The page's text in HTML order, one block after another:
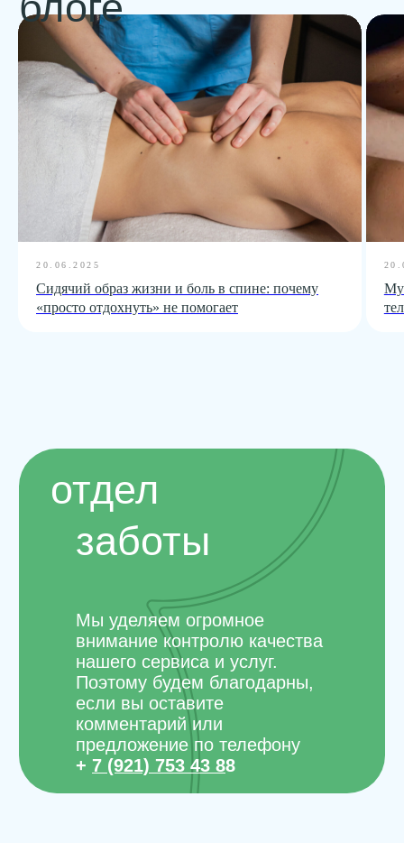
20.06.2025
Сидячий образ жизни и боль в спине: почему
«просто отдохнуть» не помогает